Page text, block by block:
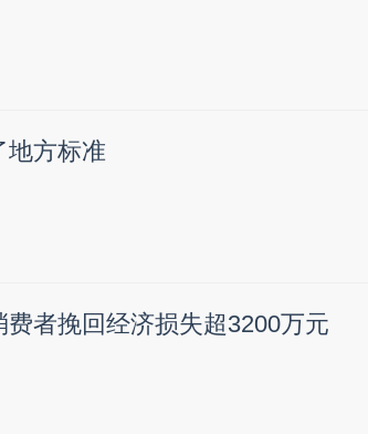
地方标准
者挽回经济损失超3200万元